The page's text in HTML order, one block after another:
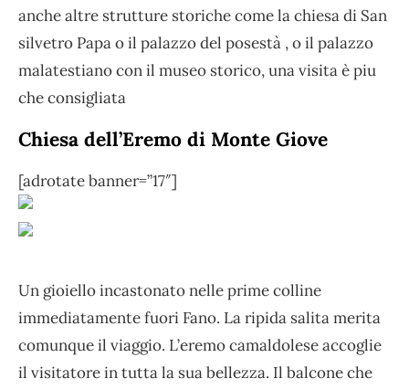
anche altre strutture storiche come la chiesa di San
silvetro Papa o il palazzo del posestà , o il palazzo
malatestiano con il museo storico, una visita è piu
che consigliata
Chiesa dell’Eremo di Monte Giove
[adrotate banner=”17″]
Un gioiello incastonato nelle prime colline
immediatamente fuori Fano. La ripida salita merita
comunque il viaggio. L’eremo camaldolese accoglie
il visitatore in tutta la sua bellezza. Il balcone che